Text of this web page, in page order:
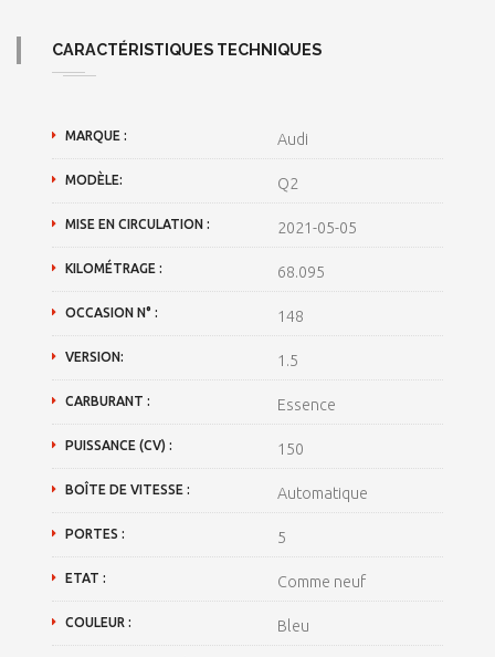
CARACTÉRISTIQUES TECHNIQUES
MARQUE : Audi
MODÈLE: Q2
MISE EN CIRCULATION : 2021-05-05
KILOMÉTRAGE : 68.095
OCCASION N° : 148
VERSION: 1.5
CARBURANT : Essence
PUISSANCE (CV) : 150
BOÎTE DE VITESSE : Automatique
PORTES : 5
ETAT : Comme neuf
COULEUR : Bleu